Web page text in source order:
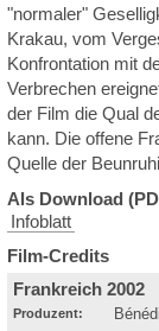
"normaler"
Krakau, vom
Konfrontation mit
Verbrechen
der Film die Qual
kann. Die offene
Quelle der
Als Download
Infoblatt
Film-Credits
Frankreich 2002
Produzent: